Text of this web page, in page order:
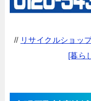
// リサイクルショッ
[暮ら